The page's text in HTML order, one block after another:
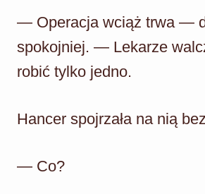
— Operacja wciąż trwa —
spokojniej. — Lekarze
robić tylko jedno.
Hancer spojrzała na nią
— Co?